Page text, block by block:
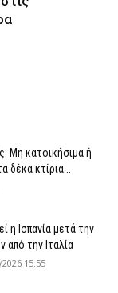
Μη κατοικήσιμα ή
δέκα κτίρια...
η Ισπανία μετά την
από την Ιταλία
15:55